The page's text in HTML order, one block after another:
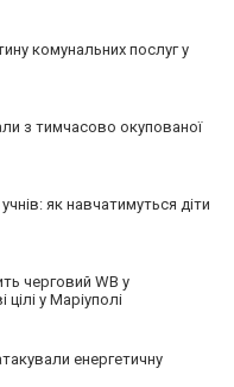
комунальних послуг у
з тимчасово окупованої
як навчатимуться діти
черговий WB у
у Маріуполі
енергетичну